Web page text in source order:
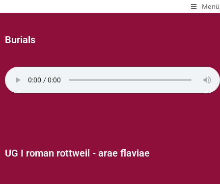
Menü
Burials
UG I roman rottweil - arae flaviae